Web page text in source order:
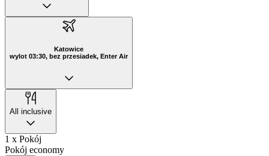
Katowice
wylot 03:30, bez przesiadek, Enter Air
All inclusive
1 x Pokój
Pokój economy